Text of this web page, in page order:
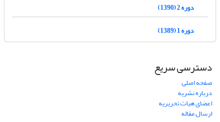
دوره 2 (1390)
دوره 1 (1389)
دسترسی سریع
صفحه اصلی
درباره نشریه
اعضای هیات تحریریه
ارسال مقاله